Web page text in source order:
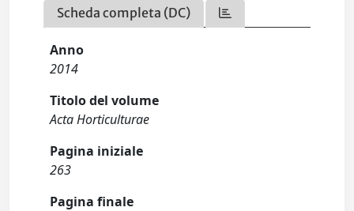
Scheda completa (DC)
Anno
2014
Titolo del volume
Acta Horticulturae
Pagina iniziale
263
Pagina finale